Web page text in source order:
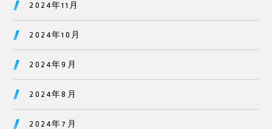
2024年11月
2024年10月
2024年9月
2024年8月
2024年7月